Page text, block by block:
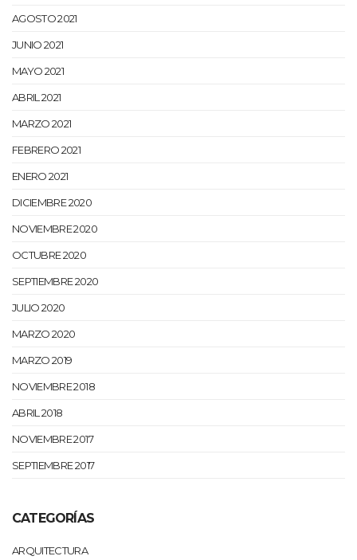
AGOSTO 2021
JUNIO 2021
MAYO 2021
ABRIL 2021
MARZO 2021
FEBRERO 2021
ENERO 2021
DICIEMBRE 2020
NOVIEMBRE 2020
OCTUBRE 2020
SEPTIEMBRE 2020
JULIO 2020
MARZO 2020
MARZO 2019
NOVIEMBRE 2018
ABRIL 2018
NOVIEMBRE 2017
SEPTIEMBRE 2017
CATEGORÍAS
ARQUITECTURA